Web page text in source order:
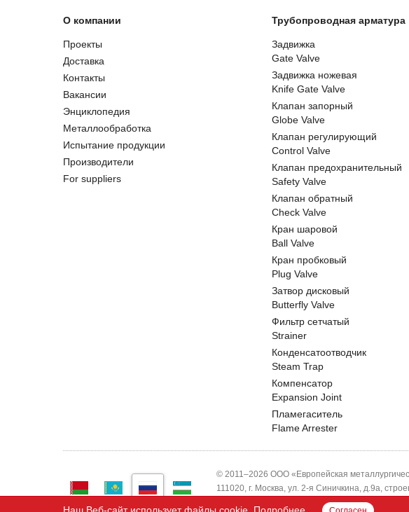
О компании
Проекты
Доставка
Контакты
Вакансии
Энциклопедия
Металлообработка
Испытание продукции
Производители
For suppliers
Трубопроводная арматура
Задвижка
Gate Valve
Задвижка ножевая
Knife Gate Valve
Клапан запорный
Globe Valve
Клапан регулирующий
Control Valve
Клапан предохранительный
Safety Valve
Клапан обратный
Check Valve
Кран шаровой
Ball Valve
Кран пробковый
Plug Valve
Затвор дисковый
Butterfly Valve
Фильтр сетчатый
Strainer
Конденсатоотводчик
Steam Trap
Компенсатор
Expansion Joint
Пламегаситель
Flame Arrester
© 2011–2026 ООО «Европейская
111020, г. Москва, ул. 2-я Синичкина, д.9а,
ИНН 7743820503 ООО "ЕМК"